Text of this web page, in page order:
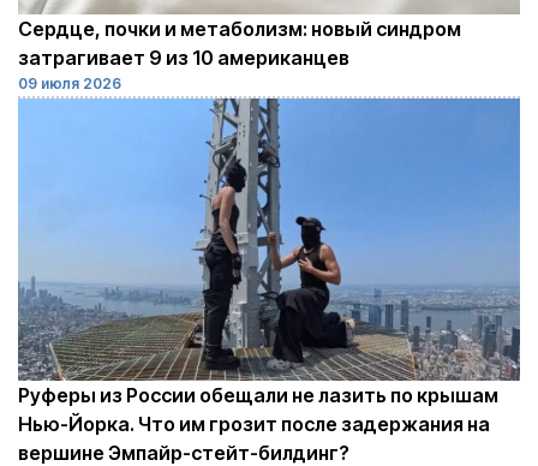
09 июля 2026
Сердце, почки и метаболизм: новый синдром
затрагивает 9 из 10 американцев
Руферы из России обещали не лазить по крышам
Нью-Йорка. Что им грозит после задержания на
вершине Эмпайр-стейт-билдинг?